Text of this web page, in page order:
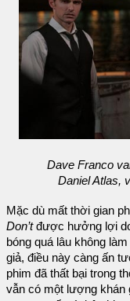
Dave Franco
Daniel Atlas,
Mặc dù mất thời gian
Don’tđược hưởng lợi
bóng quá lâu không
giả, điều này càng ấn
phim đã thất bại trong
vẫn có một lượng khán